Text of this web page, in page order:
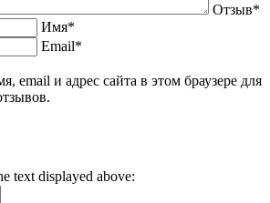
Отзыв*
Имя*
Email*
email и адрес сайта в этом браузере для
text displayed above: